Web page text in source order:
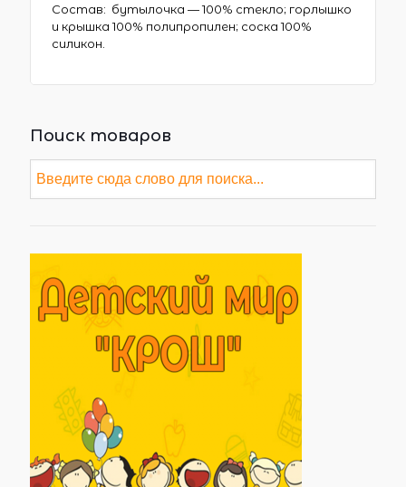
Состав: бутылочка — 100% стекло; горлышко
и крышка 100% полипропилен; соска 100%
силикон.
Поиск товаров